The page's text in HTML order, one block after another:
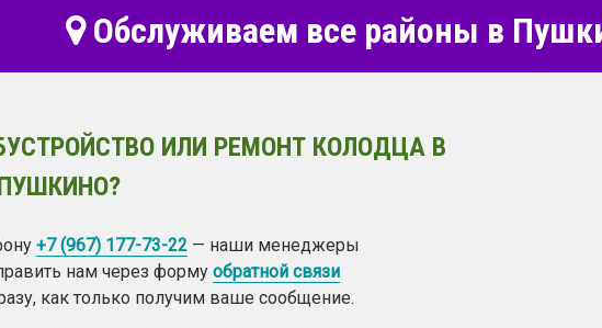
Обслуживаем все районы в
ИЛИ РЕМОНТ КОЛОДЦА В
+7 (967) 177-73-22 — наши менеджеры
нам через форму обратной связи
как только получим ваше сообщение.